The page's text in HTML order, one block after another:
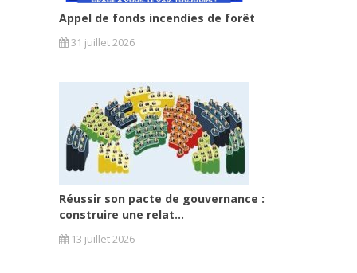
Appel de fonds incendies de forêt
31 juillet 2026
Réussir son pacte de gouvernance :
construire une relat...
13 juillet 2026